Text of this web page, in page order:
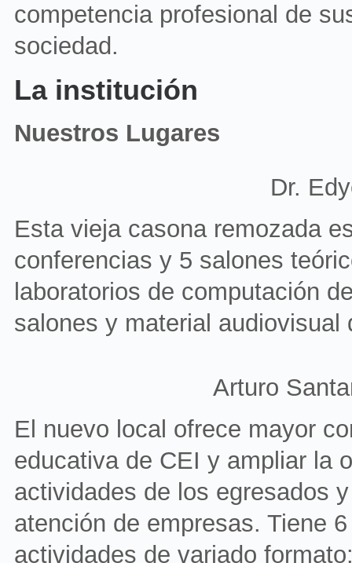
competencia profesional de
sociedad.
La institución
Nuestros Lugares
Dr.
Esta vieja casona remozada
conferencias y 5 salones
laboratorios de computación
salones y material
Arturo
El nuevo local ofrece mayor
educativa de CEI y ampliar la
actividades de los egresados
atención de empresas. Tiene
actividades de variado